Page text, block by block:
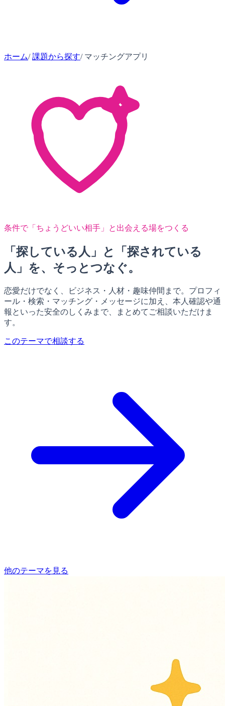
ホーム/ 課題から探す/ マッチングアプリ
条件で「ちょうどいい相手」と出会える場をつくる
「探している人」と「探されている
人」を、そっとつなぐ。
恋愛だけでなく、ビジネス・人材・趣味仲間まで。プロフィ
ール・検索・マッチング・メッセージに加え、本人確認や通
報といった安全のしくみまで、まとめてご相談いただけま
す。
このテーマで相談する
他のテーマを見る